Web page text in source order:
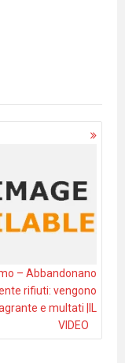
– Abbandonano
rifiuti: vengono
e multati |IL
VIDEO